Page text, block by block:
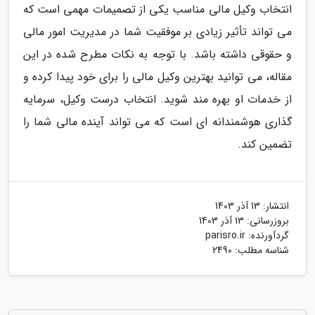
انتخاب وکیل مالی مناسب یکی از تصمیمات مهمی است که
می تواند تأثیر زیادی بر موفقیت شما در مدیریت امور مالی
و حقوقی داشته باشد. با توجه به نکات مطرح شده در این
مقاله، می توانید بهترین وکیل مالی را برای خود پیدا کرده و
از خدمات او بهره مند شوید. انتخاب درست وکیل، سرمایه
گذاری هوشمندانه ای است که می تواند آینده مالی شما را
تضمین کند.
انتشار: 13 آذر 1403
بروزرسانی: 13 آذر 1403
گردآورنده: parisro.ir
شناسه مطلب: 2490